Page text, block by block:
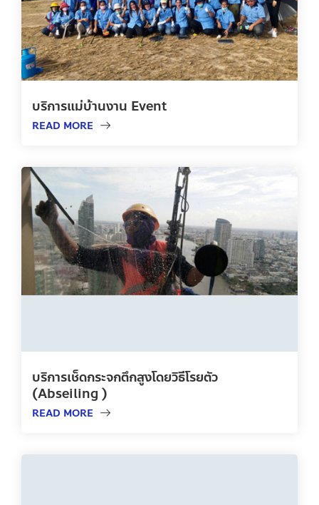
บริการแม่บ้านงาน Event
READ MORE
บริการเช็ดกระจกตึกสูงโดยวิธีโรยตัว
(Abseiling )
READ MORE